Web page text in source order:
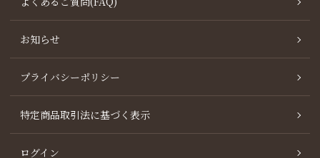
お知らせ
プライバシーポリシー
特定商品取引法に基づく表示
ログイン